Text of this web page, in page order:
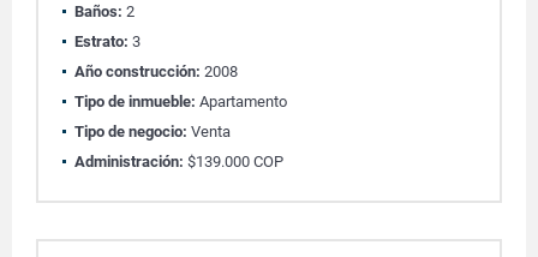
Baños: 2
Estrato: 3
Año construcción: 2008
Tipo de inmueble: Apartamento
Tipo de negocio: Venta
Administración: $139.000 COP